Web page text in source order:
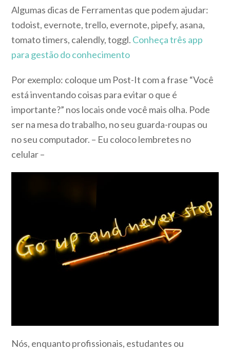
Algumas dicas de Ferramentas que podem ajudar:
todoist, evernote, trello, evernote, pipefy, asana,
tomato timers, calendly, toggl. Conheça três app
para gestão do conhecimento
Por exemplo: coloque um Post-It com a frase “Você
está inventando coisas para evitar o que é
importante?” nos locais onde você mais olha. Pode
ser na mesa do trabalho, no seu guarda-roupas ou
no seu computador. – Eu coloco lembretes no
celular –
Nós, enquanto profissionais, estudantes ou